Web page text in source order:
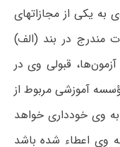
به یکی از مجازات­های
مندرج در بند (الف)
آزمون‌ها، قبولی وی در
آموزشی مربوط از
وی خودداری خواهد
وی اعطاء شده باشد